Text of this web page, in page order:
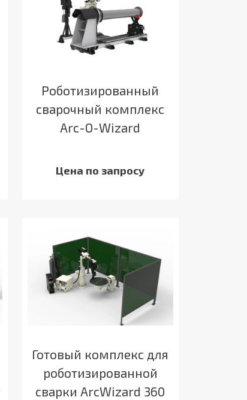
Роботизированный
сварочный комплекс
Arc-O-Wizard
Цена по запросу
Готовый комплекс для
роботизированной
сварки ArcWizard 360